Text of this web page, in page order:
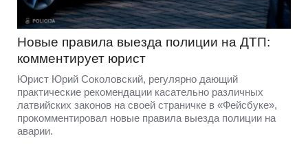
Новые правила выезда полиции на ДТП:
комментирует юрист
Юрист Юрий Соколовский, регулярно дающий
практические рекомендации касательно различных
латвийских законов на своей страничке в «Фейсбуке»,
прокомментировал новые правила выезда полиции на
аварии.